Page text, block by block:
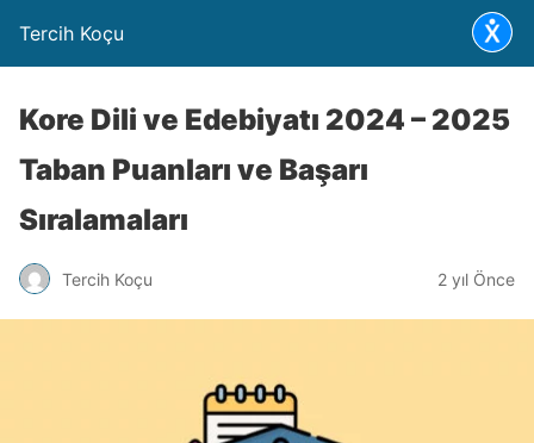
Tercih Koçu
Kore Dili ve Edebiyatı 2024 – 2025
Taban Puanları ve Başarı
Sıralamaları
Tercih Koçu 2 yıl Önce